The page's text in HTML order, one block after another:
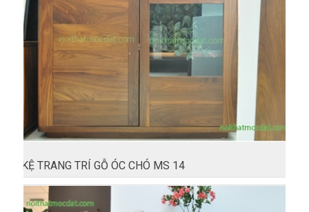
KỆ TRANG TRÍ GỖ ÓC CHÓ MS 14